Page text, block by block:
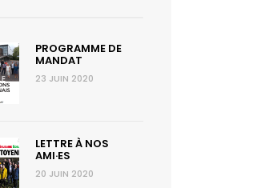
PROGRAMME DE
MANDAT
23 JUIN 2020
LETTRE À NOS
AMI·ES
20 JUIN 2020